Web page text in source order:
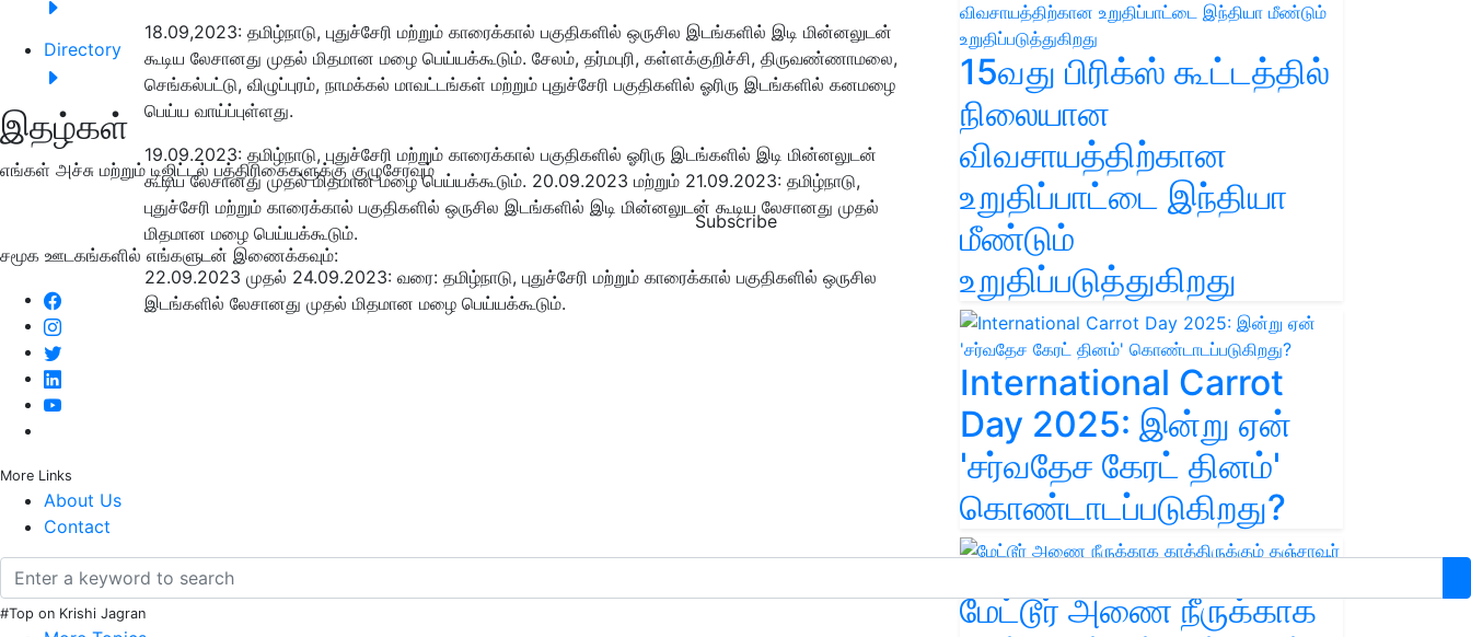
Directory
இதழ்கள்
எங்கள் அச்சு மற்றும் டிஜிட்டல் பத்திரிகைகளுக்கு குழுசேரவும்
Subscribe
சமூக ஊடகங்களில் எங்களுடன் இணைக்கவும்:
More Links
About Us
Contact
#Top on Krishi Jagran
18.09,2023: தமிழ்நாடு, புதுச்சேரி மற்றும் காரைக்கால் பகுதிகளில் ஒருசில இடங்களில் இடி மின்னலுடன்
கூடிய லேசானது முதல் மிதமான மழை பெய்யக்கூடும். சேலம், தர்மபுரி, கள்ளக்குறிச்சி, திருவண்ணாமலை,
செங்கல்பட்டு, விழுப்புரம், நாமக்கல் மாவட்டங்கள் மற்றும் புதுச்சேரி பகுதிகளில் ஓரிரு இடங்களில் கனமழை
பெய்ய வாய்ப்புள்ளது.
19.09.2023: தமிழ்நாடு, புதுச்சேரி மற்றும் காரைக்கால் பகுதிகளில் ஓரிரு இடங்களில் இடி மின்னலுடன்
கூடிய லேசானது முதல் மிதமான மழை பெய்யக்கூடும். 20.09.2023 மற்றும் 21.09.2023: தமிழ்நாடு,
புதுச்சேரி மற்றும் காரைக்கால் பகுதிகளில் ஒருசில இடங்களில் இடி மின்னலுடன் கூடிய லேசானது முதல்
மிதமான மழை பெய்யக்கூடும்.
22.09.2023 முதல் 24.09.2023: வரை: தமிழ்நாடு, புதுச்சேரி மற்றும் காரைக்கால் பகுதிகளில் ஒருசில
இடங்களில் லேசானது முதல் மிதமான மழை பெய்யக்கூடும்.
15வது பிரிக்ஸ் கூட்டத்தில்
நிலையான
விவசாயத்திற்கான
உறுதிப்பாட்டை இந்தியா
மீண்டும்
உறுதிப்படுத்துகிறது
International Carrot
Day 2025: இன்று ஏன்
'சர்வதேச கேரட் தினம்'
கொண்டாடப்படுகிறது?
மேட்டூர் அணை நீருக்காக